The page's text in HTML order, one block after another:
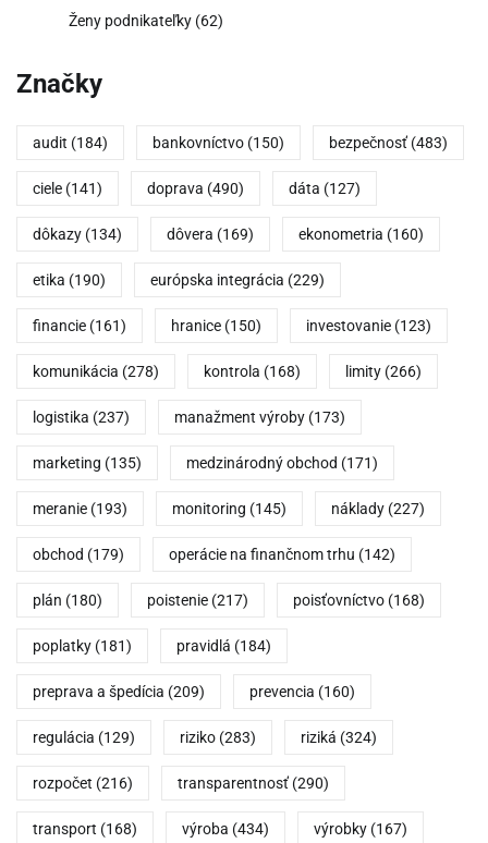
Ženy podnikateľky (62)
Značky
audit (184) bankovníctvo (150) bezpečnosť (483)
ciele (141) doprava (490) dáta (127)
dôkazy (134) dôvera (169) ekonometria (160)
etika (190) európska integrácia (229)
financie (161) hranice (150) investovanie (123)
komunikácia (278) kontrola (168) limity (266)
logistika (237) manažment výroby (173)
marketing (135) medzinárodný obchod (171)
meranie (193) monitoring (145) náklady (227)
obchod (179) operácie na finančnom trhu (142)
plán (180) poistenie (217) poisťovníctvo (168)
poplatky (181) pravidlá (184)
preprava a špedícia (209) prevencia (160)
regulácia (129) riziko (283) riziká (324)
rozpočet (216) transparentnosť (290)
transport (168) výroba (434) výrobky (167)